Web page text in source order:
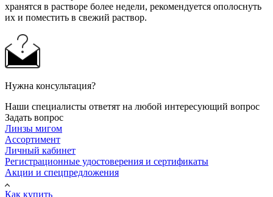
хранятся в растворе более недели, рекомендуется ополоснуть
их и поместить в свежий раствор.
Нужна консультация?
Наши специалисты ответят на любой интересующий вопрос
Задать вопрос
Линзы мигом
Ассортимент
Личный кабинет
Регистрационные удостоверения и сертификаты
Акции и спецпредложения
Как купить